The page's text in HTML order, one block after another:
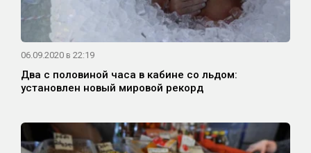
06.09.2020 в 22:19
Два с половиной часа в кабине со льдом:
установлен новый мировой рекорд